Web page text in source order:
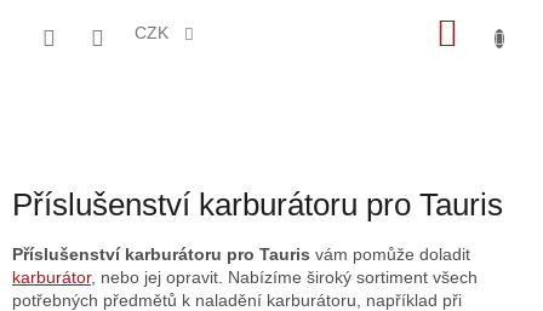
CZK
Příslušenství karburátoru pro Tauris
Příslušenství karburátoru pro Tauris vám pomůže doladit
karburátor, nebo jej opravit. Nabízíme široký sortiment všech
potřebných předmětů k naladění karburátoru, například při